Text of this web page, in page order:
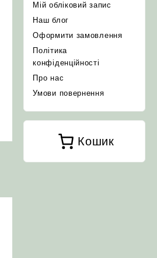
Мій обліковий запис
Наш блог
Оформити замовлення
Політика
конфіденційності
Про нас
Умови повернення
Кошик